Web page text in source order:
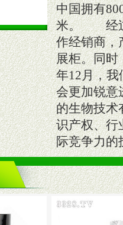
中国拥有
米。 经过
作经销商，
展柜。同时
年12月，
会更加锐意
的生物技术
识产权、行
际竞争力的